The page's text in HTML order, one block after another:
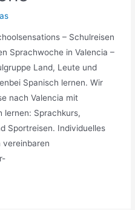
– Schulreisen
Sprachwoche in Valencia –
Land, Leute und
Spanisch lernen. Wir
nach Valencia mit
lernen: Sprachkurs,
Sportreisen. Individuelles
vereinbaren